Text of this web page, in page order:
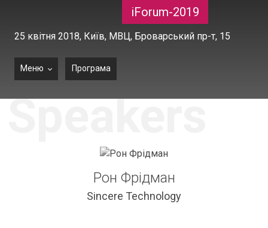
iForum-2019
25 квітня 2018, Київ, МВЦ, Броварський пр-т, 15
Меню Програма
Speakers
Рон Фрідман
Sincere Technology